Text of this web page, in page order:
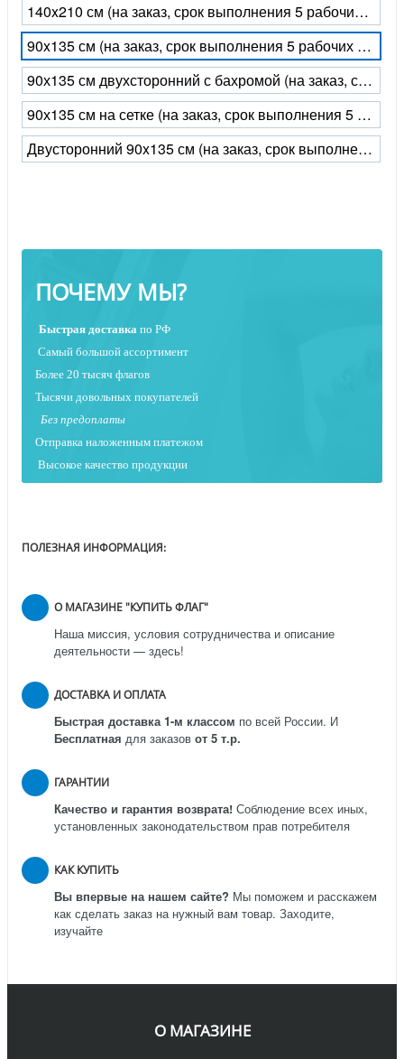
140x210 см (на заказ, срок выполнения 5 рабочих дней)
90x135 см (на заказ, срок выполнения 5 рабочих дней)
90х135 см двухсторонний с бахромой (на заказ, срок выполнения 5 рабочих дней)
90х135 см на сетке (на заказ, срок выполнения 5 рабочих дней)
Двусторонний 90x135 см (на заказ, срок выполнения 5 рабочих дней)
ПОЧЕМУ МЫ?
Быстрая доставка по РФ
Самый большой ассортимент
Более 20 тысяч флагов
Тысячи довольных покупателей
Без предоплаты
Отправка наложенным платежом
Высокое качество продукции
ПОЛЕЗНАЯ ИНФОРМАЦИЯ:
О МАГАЗИНЕ "КУПИТЬ ФЛАГ"
Наша миссия, условия сотрудничества и описание
деятельности — здесь!
ДОСТАВКА И ОПЛАТА
Быстрая доставка 1-м классом по всей России. И
Бесплатная для заказов от 5 т.р.
ГАРАНТИИ
Качество и гарантия возврата! Соблюдение всех иных,
установленных законодательством прав потребителя
КАК КУПИТЬ
Вы впервые на нашем сайте? Мы поможем и расскажем
как сделать заказ на нужный вам товар. Заходите,
изучайте
О МАГАЗИНЕ